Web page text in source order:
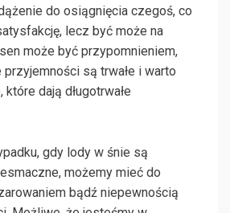
do osiągnięcia czegoś, co
lecz być może na
może być przypomnieniem,
są trwałe i warto
dają długotrwałe
gdy lody w śnie są
możemy mieć do
bądź niepewnością